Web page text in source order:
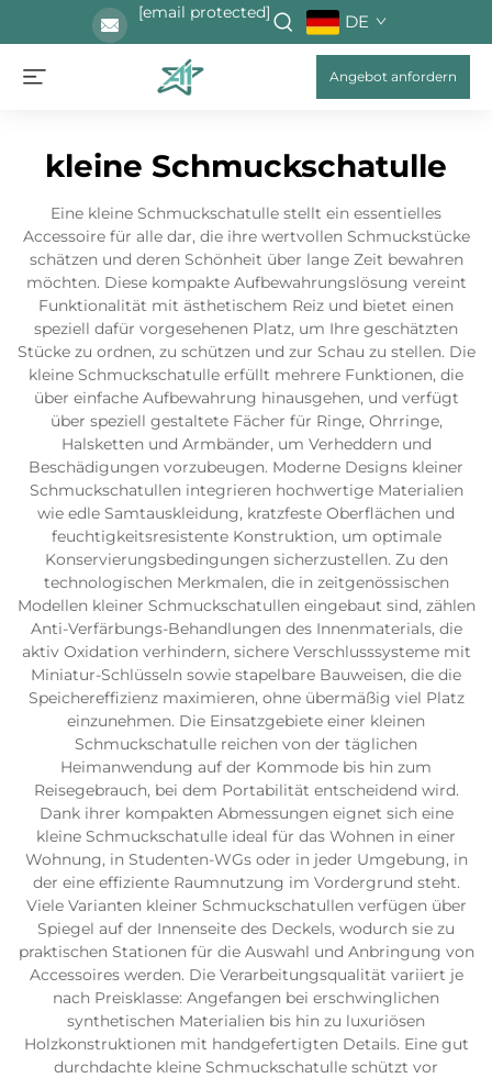
[email protected] DE
Angebot anfordern
kleine Schmuckschatulle
Eine kleine Schmuckschatulle stellt ein essentielles
Accessoire für alle dar, die ihre wertvollen Schmuckstücke
schätzen und deren Schönheit über lange Zeit bewahren
möchten. Diese kompakte Aufbewahrungslösung vereint
Funktionalität mit ästhetischem Reiz und bietet einen
speziell dafür vorgesehenen Platz, um Ihre geschätzten
Stücke zu ordnen, zu schützen und zur Schau zu stellen. Die
kleine Schmuckschatulle erfüllt mehrere Funktionen, die
über einfache Aufbewahrung hinausgehen, und verfügt
über speziell gestaltete Fächer für Ringe, Ohrringe,
Halsketten und Armbänder, um Verheddern und
Beschädigungen vorzubeugen. Moderne Designs kleiner
Schmuckschatullen integrieren hochwertige Materialien
wie edle Samtauskleidung, kratzfeste Oberflächen und
feuchtigkeitsresistente Konstruktion, um optimale
Konservierungsbedingungen sicherzustellen. Zu den
technologischen Merkmalen, die in zeitgenössischen
Modellen kleiner Schmuckschatullen eingebaut sind, zählen
Anti-Verfärbungs-Behandlungen des Innenmaterials, die
aktiv Oxidation verhindern, sichere Verschlusssysteme mit
Miniatur-Schlüsseln sowie stapelbare Bauweisen, die die
Speichereffizienz maximieren, ohne übermäßig viel Platz
einzunehmen. Die Einsatzgebiete einer kleinen
Schmuckschatulle reichen von der täglichen
Heimanwendung auf der Kommode bis hin zum
Reisegebrauch, bei dem Portabilität entscheidend wird.
Dank ihrer kompakten Abmessungen eignet sich eine
kleine Schmuckschatulle ideal für das Wohnen in einer
Wohnung, in Studenten-WGs oder in jeder Umgebung, in
der eine effiziente Raumnutzung im Vordergrund steht.
Viele Varianten kleiner Schmuckschatullen verfügen über
Spiegel auf der Innenseite des Deckels, wodurch sie zu
praktischen Stationen für die Auswahl und Anbringung von
Accessoires werden. Die Verarbeitungsqualität variiert je
nach Preisklasse: Angefangen bei erschwinglichen
synthetischen Materialien bis hin zu luxuriösen
Holzkonstruktionen mit handgefertigten Details. Eine gut
durchdachte kleine Schmuckschatulle schützt vor